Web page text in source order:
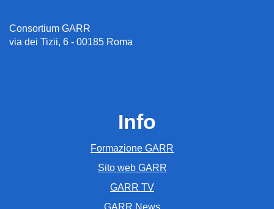
Consortium GARR
via dei Tizii, 6 - 00185 Roma
Info
Formazione GARR
Sito web GARR
GARR TV
GARR News